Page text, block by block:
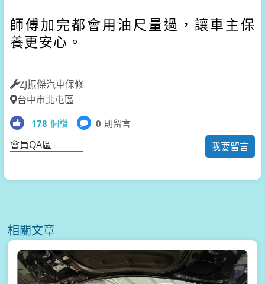
師傅加完都會用油尺量過，讓車主保
養更安心。
ZJ振傑汽車保修
台中市北屯區
178 個讚 0 則留言
我要留言
會員QA區
相關文章